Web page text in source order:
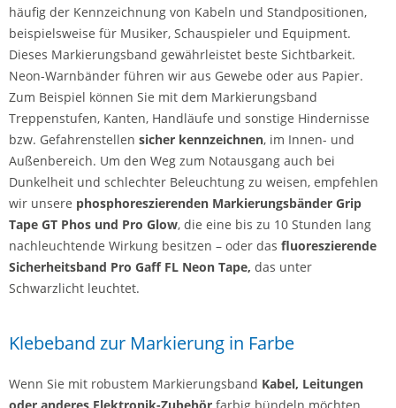
häufig der Kennzeichnung von Kabeln und Standpositionen,
beispielsweise für Musiker, Schauspieler und Equipment.
Dieses Markierungsband gewährleistet beste Sichtbarkeit.
Neon-Warnbänder führen wir aus Gewebe oder aus Papier.
Zum Beispiel können Sie mit dem Markierungsband
Treppenstufen, Kanten, Handläufe und sonstige Hindernisse
bzw. Gefahrenstellen sicher kennzeichnen, im Innen- und
Außenbereich. Um den Weg zum Notausgang auch bei
Dunkelheit und schlechter Beleuchtung zu weisen, empfehlen
wir unsere phosphoreszierenden Markierungsbänder Grip
Tape GT Phos und Pro Glow, die eine bis zu 10 Stunden lang
nachleuchtende Wirkung besitzen – oder das fluoreszierende
Sicherheitsband Pro Gaff FL Neon Tape, das unter
Schwarzlicht leuchtet.
Klebeband zur Markierung in Farbe
Wenn Sie mit robustem Markierungsband Kabel, Leitungen
oder anderes Elektronik-Zubehör farbig bündeln möchten,